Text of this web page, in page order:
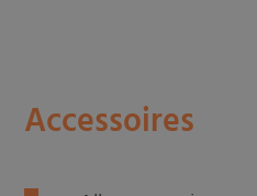
Accessoires